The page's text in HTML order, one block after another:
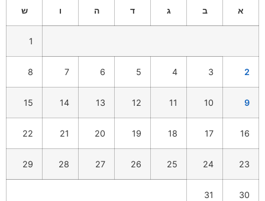
א ב ג ד ה ו ש
1
2
3
4
5
6
7
8
9
10
11
12
13
14
15
16
17
18
19
20
21
22
23
24
25
26
27
28
29
30
31